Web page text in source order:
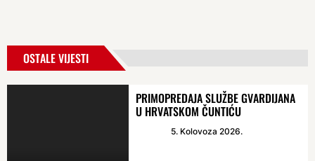
OSTALE VIJESTI
PRIMOPREDAJA SLUŽBE GVARDIJANA
U HRVATSKOM ČUNTIĆU
5. Kolovoza 2026.